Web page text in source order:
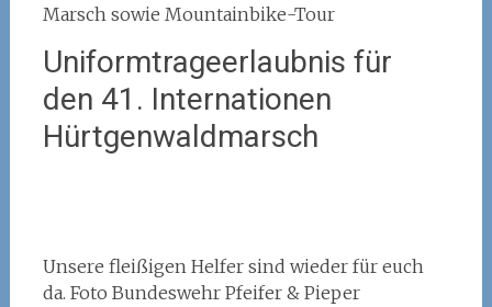
Marsch sowie Mountainbike-Tour
Uniformtrageerlaubnis für
den 41. Internationen
Hürtgenwaldmarsch
Unsere fleißigen Helfer sind wieder für euch
da. Foto Bundeswehr Pfeifer & Pieper